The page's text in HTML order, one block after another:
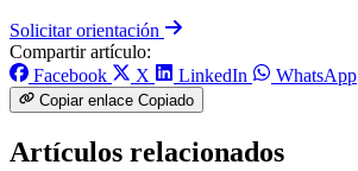
Solicitar orientación
Compartir artículo:
Facebook
X LinkedIn WhatsApp
Copiar enlace Copiado
Artículos relacionados